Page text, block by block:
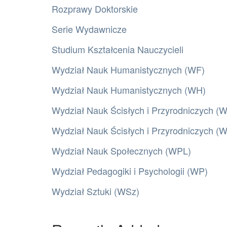
Rozprawy Doktorskie
Serie Wydawnicze
Studium Kształcenia Nauczycieli
Wydział Nauk Humanistycznych (WF)
Wydział Nauk Humanistycznych (WH)
Wydział Nauk Ścisłych i Przyrodniczych
Wydział Nauk Ścisłych i Przyrodniczych
Wydział Nauk Społecznych (WPL)
Wydział Pedagogiki i Psychologii (WP)
Wydział Sztuki (WSz)